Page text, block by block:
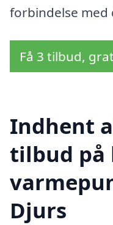
forbindelse med
Få 3 tilbud,
Indhent
tilbud
Djurs